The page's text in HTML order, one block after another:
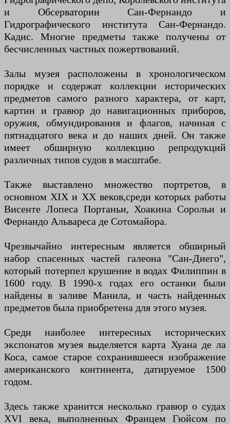
и Обсерватории Сан-Фернандо и
Гидрографического института Сан-Фернандо.
Кадис. Многие предметы также получены от
бесчисленных частных пожертвований.
Залы музея расположены в хронологическом
порядке и содержат коллекции исторических
предметов самого разного характера, от карт,
картин и гравюр до навигационных приборов,
оружия, обмундирования и флагов, начиная с
пятнадцатого века и до наших дней. Он также
имеет обширную коллекцию репродукций
различных типов судов в масштабе.
Также выставлено множество портретов, в
основном XIX и XX веков,среди которых работы
Висенте Лопеса Портаньи, Хоакина Сорольи и
Фернандо Альвареса де Сотомайора.
Чрезвычайно интересным является обширный
набор спасенных частей галеона "Сан-Диего",
который потерпел крушение в водах Филиппин в
1600 году. В 1990-х годах его останки были
найдены в заливе Манила, и часть найденных
предметов была приобретена для этого музея.
Среди наиболее интересных исторических
экспонатов музея выделяется карта Хуана де ла
Коса, самое старое сохранившееся изображение
американского континента, датируемое 1500
годом.
Здесь также хранится несколько гравюр о судах
XVI века, выполненных Францем Гюйсом по